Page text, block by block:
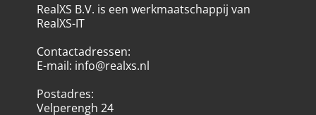
RealXS B.V. is een werkmaatschappij van
RealXS-IT
Contactadressen:
E-mail: info@realxs.nl
Postadres:
Velperengh 24